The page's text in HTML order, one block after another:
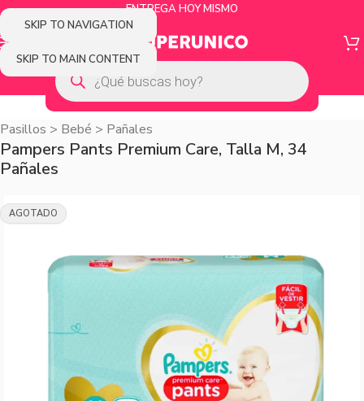
SKIP TO NAVIGATION
SKIP TO MAIN CONTENT
ENTREGA HOY MISMO
Pasillos > Bebé > Pañales
Pampers Pants Premium Care, Talla M, 34
Pañales
AGOTADO